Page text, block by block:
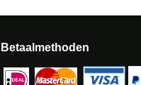
Betaalmethoden